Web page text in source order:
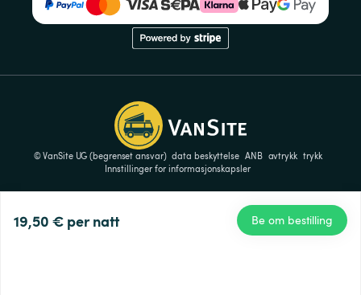
19,50 € per natt Be om bestilling
© VanSite UG (begrenset ansvar) data beskyttelse ANB avtrykk trykk
Innstillinger for informasjonskapsler